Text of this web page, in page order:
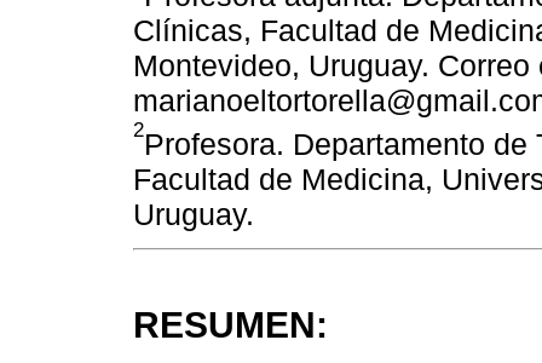
Clínicas, Facultad de
Montevideo, Uruguay.
2Profesora. Departamento
Facultad de Medicina,
Uruguay.
RESUMEN: